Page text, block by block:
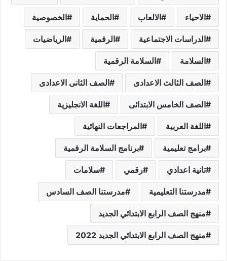
الاحياء الالعاب الحماية الخصوصية
الدراسات الاجتماعية الرقمية الرياضيات
السلامة السلامة الرقمية
الصف الثالث الاعدادى الصف الثانى الاعدادى
الصف الخامس الابتدائى اللغة الانجليزية
اللغة العربية المراجعات النهائية
برامج تعليمية برنامج السلامة الرقمية
تانية اعدادي رقمي سلامات
مدرستنا التعليمية مدرستنا الصف السادس
منهج الصف الرابع الابتدائي الجديد
منهج الصف الرابع الابتدائي الجديد 2022